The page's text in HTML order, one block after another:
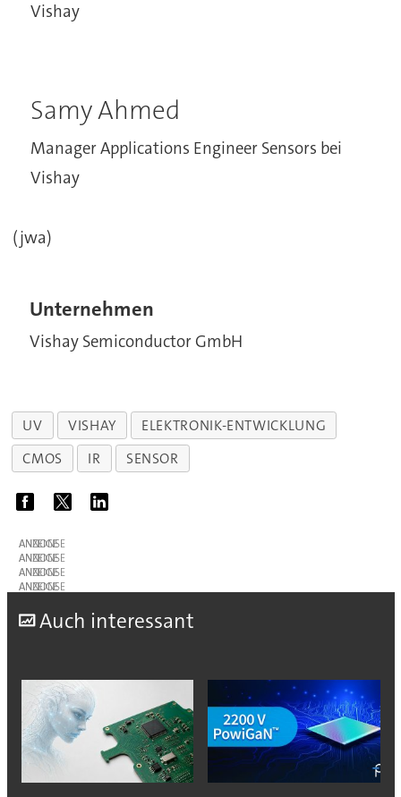
Vishay
Samy Ahmed
Manager Applications Engineer Sensors bei
Vishay
(jwa)
Unternehmen
Vishay Semiconductor GmbH
UV VISHAY
ELEKTRONIK-ENTWICKLUNG
CMOS
IR SENSOR
ANZEIGE
ANZEIGE
ANZEIGE
ANZEIGE
Auch interessant